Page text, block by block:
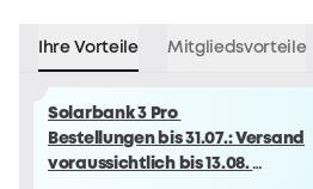
Ihre Vorteile Mitgliedsvorteile
Solarbank 3 Pro
Bestellungen bis 31.07.: Versand
voraussichtlich bis 13.08.